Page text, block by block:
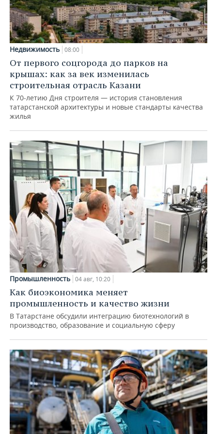
Недвижимость 08:00
От первого соцгорода до парков на
крышах: как за век изменилась
строительная отрасль Казани
К 70-летию Дня строителя — история становления
татарстанской архитектуры и новые стандарты качества
жилья
Промышленность 04 авг, 10:20
Как биоэкономика меняет
промышленность и качество жизни
В Татарстане обсудили интеграцию биотехнологий в
производство, образование и социальную сферу